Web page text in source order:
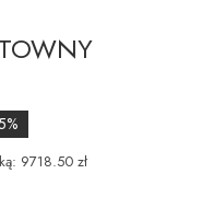
9718.50 zł